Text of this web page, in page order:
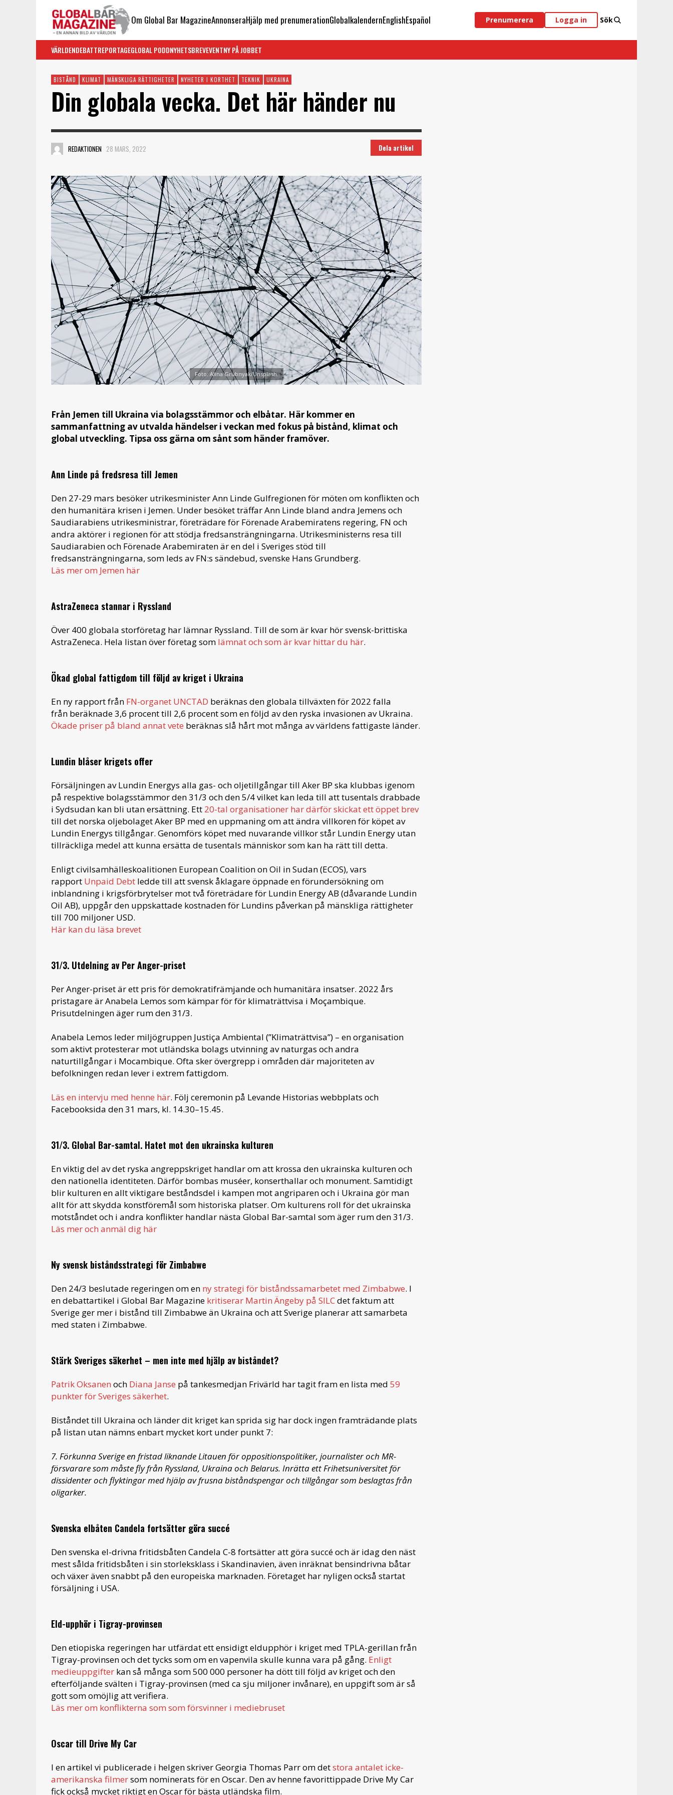
Om Global Bar MagazineAnnonseraHjälp med prenumerationGlobalkalendernEnglishEspañol Prenumerera Logga in Sök
VÄRLDENDEBATTREPORTAGEGLOBAL PODDNYHETSBREVEVENTNY PÅ JOBBET
BISTÅND KLIMAT MÄNSKLIGA RÄTTIGHETER NYHETER I KORTHET TEKNIK UKRAINA
Din globala vecka. Det här händer nu
REDAKTIONEN 28 MARS, 2022 Dela artikel
Foto: Alina Grubnyak/Unsplash.
Från Jemen till Ukraina via bolagsstämmor och elbåtar. Här kommer en
sammanfattning av utvalda händelser i veckan med fokus på bistånd, klimat och
global utveckling. Tipsa oss gärna om sånt som händer framöver.
Ann Linde på fredsresa till Jemen
Den 27-29 mars besöker utrikesminister Ann Linde Gulfregionen för möten om konflikten och
den humanitära krisen i Jemen. Under besöket träffar Ann Linde bland andra Jemens och
Saudiarabiens utrikesministrar, företrädare för Förenade Arabemiratens regering, FN och
andra aktörer i regionen för att stödja fredsansträngningarna. Utrikesministerns resa till
Saudiarabien och Förenade Arabemiraten är en del i Sveriges stöd till
fredsansträngningarna, som leds av FN:s sändebud, svenske Hans Grundberg.
Läs mer om Jemen här
AstraZeneca stannar i Ryssland
Över 400 globala storföretag har lämnar Ryssland. Till de som är kvar hör svensk-brittiska
AstraZeneca. Hela listan över företag som lämnat och som är kvar hittar du här.
Ökad global fattigdom till följd av kriget i Ukraina
En ny rapport från FN-organet UNCTAD beräknas den globala tillväxten för 2022 falla
från beräknade 3,6 procent till 2,6 procent som en följd av den ryska invasionen av Ukraina.
Ökade priser på bland annat vete beräknas slå hårt mot många av världens fattigaste länder.
Lundin blåser krigets offer
Försäljningen av Lundin Energys alla gas- och oljetillgångar till Aker BP ska klubbas igenom
på respektive bolagsstämmor den 31/3 och den 5/4 vilket kan leda till att tusentals drabbade
i Sydsudan kan bli utan ersättning. Ett 20-tal organisationer har därför skickat ett öppet brev
till det norska oljebolaget Aker BP med en uppmaning om att ändra villkoren för köpet av
Lundin Energys tillgångar. Genomförs köpet med nuvarande villkor står Lundin Energy utan
tillräckliga medel att kunna ersätta de tusentals människor som kan ha rätt till detta.
Enligt civilsamhälleskoalitionen European Coalition on Oil in Sudan (ECOS), vars
rapport Unpaid Debt ledde till att svensk åklagare öppnade en förundersökning om
inblandning i krigsförbrytelser mot två företrädare för Lundin Energy AB (dåvarande Lundin
Oil AB), uppgår den uppskattade kostnaden för Lundins påverkan på mänskliga rättigheter
till 700 miljoner USD.
Här kan du läsa brevet
31/3. Utdelning av Per Anger-priset
Per Anger-priset är ett pris för demokratifrämjande och humanitära insatser. 2022 års
pristagare är Anabela Lemos som kämpar för för klimaträttvisa i Moçambique.
Prisutdelningen äger rum den 31/3.
Anabela Lemos leder miljögruppen Justiça Ambiental (”Klimaträttvisa”) – en organisation
som aktivt protesterar mot utländska bolags utvinning av naturgas och andra
naturtillgångar i Mocambique. Ofta sker övergrepp i områden där majoriteten av
befolkningen redan lever i extrem fattigdom.
Läs en intervju med henne här. Följ ceremonin på Levande Historias webbplats och
Facebooksida den 31 mars, kl. 14.30–15.45.
31/3. Global Bar-samtal. Hatet mot den ukrainska kulturen
En viktig del av det ryska angreppskriget handlar om att krossa den ukrainska kulturen och
den nationella identiteten. Därför bombas muséer, konserthallar och monument. Samtidigt
blir kulturen en allt viktigare beståndsdel i kampen mot angriparen och i Ukraina gör man
allt för att skydda konstföremål som historiska platser. Om kulturens roll för det ukrainska
motståndet och i andra konflikter handlar nästa Global Bar-samtal som äger rum den 31/3.
Läs mer och anmäl dig här
Ny svensk biståndsstrategi för Zimbabwe
Den 24/3 beslutade regeringen om en ny strategi för biståndssamarbetet med Zimbabwe. I
en debattartikel i Global Bar Magazine kritiserar Martin Ängeby på SILCdet faktum att
Sverige ger mer i bistånd till Zimbabwe än Ukraina och att Sverige planerar att samarbeta
med staten i Zimbabwe.
Stärk Sveriges säkerhet – men inte med hjälp av biståndet?
Patrik Oksanen och Diana Janse på tankesmedjan Frivärld har tagit fram en lista med 59
punkter för Sveriges säkerhet.
Biståndet till Ukraina och länder dit kriget kan sprida sig har dock ingen framträdande plats
på listan utan nämns enbart mycket kort under punkt 7:
7. Förkunna Sverige en fristad liknande Litauen för oppositionspolitiker, journalister och MR-
försvarare som måste fly från Ryssland, Ukraina och Belarus. Inrätta ett Frihetsuniversitet för
dissidenter och flyktingar med hjälp av frusna biståndspengar och tillgångar som beslagtas från
oligarker.
Svenska elbåten Candela fortsätter göra succé
Den svenska el-drivna fritidsbåten Candela C-8 fortsätter att göra succé och är idag den näst
mest sålda fritidsbåten i sin storleksklass i Skandinavien, även inräknat bensindrivna båtar
och växer även snabbt på den europeiska marknaden. Företaget har nyligen också startat
försäljning i USA.
Eld-upphör i Tigray-provinsen
Den etiopiska regeringen har utfärdat ett ensidigt eldupphör i kriget med TPLA-gerillan från
Tigray-provinsen och det tycks som om en vapenvila skulle kunna vara på gång. Enligt
medieuppgifter kan så många som 500 000 personer ha dött till följd av kriget och den
efterföljande svälten i Tigray-provinsen (med ca sju miljoner invånare), en uppgift som är så
gott som omöjlig att verifiera.
Läs mer om konflikterna som som försvinner i mediebruset
Oscar till Drive My Car
I en artikel vi publicerade i helgen skriver Georgia Thomas Parr om detstora antalet icke-
amerikanska filmersom nominerats för en Oscar. Den av henne favorittippade Drive My Car
fick också mycket riktigt en Oscar för bästa utländska film.